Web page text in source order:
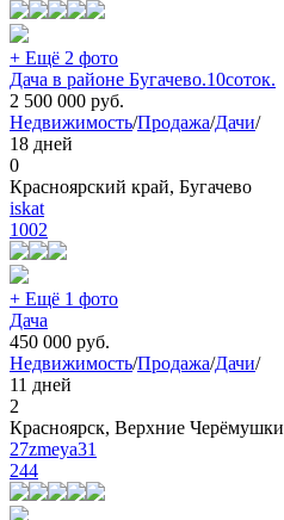
+ Ещё 2 фото
Дача в районе Бугачево.10соток.
2 500 000 руб.
Недвижимость/Продажа/Дачи/
18 дней
0
Красноярский край, Бугачево
iskat
1002
+ Ещё 1 фото
Дача
450 000 руб.
Недвижимость/Продажа/Дачи/
11 дней
2
Красноярск, Верхние Черёмушки
27zmeya31
244